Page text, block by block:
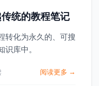
统的教程笔记
转化为永久的、可搜
库中。
阅读更多 →